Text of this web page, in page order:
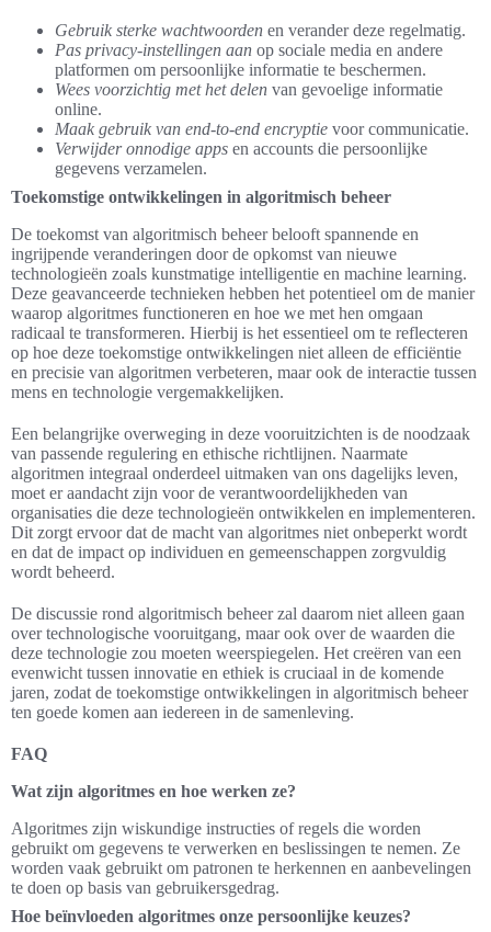
Gebruik sterke wachtwoorden en verander deze regelmatig.
Pas privacy-instellingen aan op sociale media en andere
platformen om persoonlijke informatie te beschermen.
Wees voorzichtig met het delen van gevoelige informatie
online.
Maak gebruik van end-to-end encryptie voor communicatie.
Verwijder onnodige apps en accounts die persoonlijke
gegevens verzamelen.
Toekomstige ontwikkelingen in algoritmisch beheer
De toekomst van algoritmisch beheer belooft spannende en
ingrijpende veranderingen door de opkomst van nieuwe
technologieën zoals kunstmatige intelligentie en machine learning.
Deze geavanceerde technieken hebben het potentieel om de manier
waarop algoritmes functioneren en hoe we met hen omgaan
radicaal te transformeren. Hierbij is het essentieel om te reflecteren
op hoe deze toekomstige ontwikkelingen niet alleen de efficiëntie
en precisie van algoritmen verbeteren, maar ook de interactie tussen
mens en technologie vergemakkelijken.
Een belangrijke overweging in deze vooruitzichten is de noodzaak
van passende regulering en ethische richtlijnen. Naarmate
algoritmen integraal onderdeel uitmaken van ons dagelijks leven,
moet er aandacht zijn voor de verantwoordelijkheden van
organisaties die deze technologieën ontwikkelen en implementeren.
Dit zorgt ervoor dat de macht van algoritmes niet onbeperkt wordt
en dat de impact op individuen en gemeenschappen zorgvuldig
wordt beheerd.
De discussie rond algoritmisch beheer zal daarom niet alleen gaan
over technologische vooruitgang, maar ook over de waarden die
deze technologie zou moeten weerspiegelen. Het creëren van een
evenwicht tussen innovatie en ethiek is cruciaal in de komende
jaren, zodat de toekomstige ontwikkelingen in algoritmisch beheer
ten goede komen aan iedereen in de samenleving.
FAQ
Wat zijn algoritmes en hoe werken ze?
Algoritmes zijn wiskundige instructies of regels die worden
gebruikt om gegevens te verwerken en beslissingen te nemen. Ze
worden vaak gebruikt om patronen te herkennen en aanbevelingen
te doen op basis van gebruikersgedrag.
Hoe beïnvloeden algoritmes onze persoonlijke keuzes?